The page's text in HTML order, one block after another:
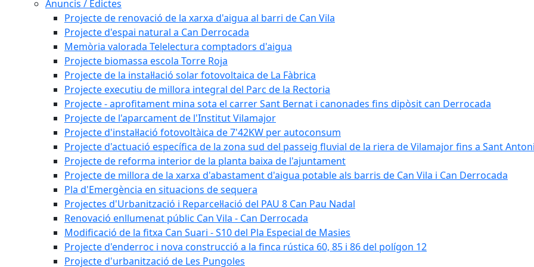
Anuncis / Edictes
Projecte de renovació de la xarxa d'aigua al barri de Can Vila
Projecte d'espai natural a Can Derrocada
Memòria valorada Telelectura comptadors d'aigua
Projecte biomassa escola Torre Roja
Projecte de la instal·lació solar fotovoltaica de La Fàbrica
Projecte executiu de millora integral del Parc de la Rectoria
Projecte - aprofitament mina sota el carrer Sant Bernat i canonades fins dipòsit can Derrocada
Projecte de l'aparcament de l'Institut Vilamajor
Projecte d'instal·lació fotovoltàica de 7'42KW per autoconsum
Projecte d'actuació específica de la zona sud del passeig fluvial de la riera de Vilamajor fins a Sant
Projecte de reforma interior de la planta baixa de l'ajuntament
Projecte de millora de la xarxa d'abastament d'aigua potable als barris de Can Vila i Can Derrocada
Pla d'Emergència en situacions de sequera
Projectes d'Urbanització i Reparcel·lació del PAU 8 Can Pau Nadal
Renovació enllumenat públic Can Vila - Can Derrocada
Modificació de la fitxa Can Suari - S10 del Pla Especial de Masies
Projecte d'enderroc i nova construcció a la finca rústica 60, 85 i 86 del polígon 12
Projecte d'urbanització de Les Pungoles